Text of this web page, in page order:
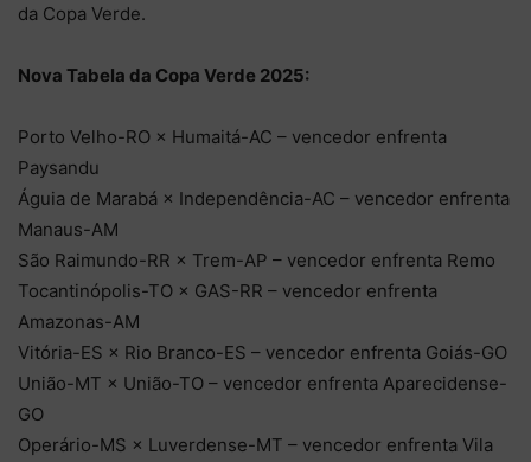
da Copa Verde.
Nova Tabela da Copa Verde 2025:
Porto Velho-RO × Humaitá-AC – vencedor enfrenta
Paysandu
Águia de Marabá × Independência-AC – vencedor enfrenta
Manaus-AM
São Raimundo-RR × Trem-AP – vencedor enfrenta Remo
Tocantinópolis-TO × GAS-RR – vencedor enfrenta
Amazonas-AM
Vitória-ES × Rio Branco-ES – vencedor enfrenta Goiás-GO
União-MT × União-TO – vencedor enfrenta Aparecidense-
GO
Operário-MS × Luverdense-MT – vencedor enfrenta Vila